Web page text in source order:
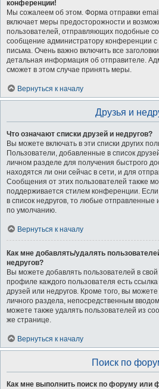
конференции!
Мы сожалеем об этом. Форма отправки
включает меры предосторожности и
пользователей, отправляющих подобные
сообщение администратору конференции с
письма. Очень важно включить все
детальная информация об отправителе.
сможет в этом случае принять меры.
Вернуться к началу
Друзья и
Что означают списки друзей и недругов?
Вы можете включать в эти списки других
Пользователи, добавленные в список
личном разделе для получения быстрого
находятся ли они сейчас в сети, и для
Сообщения от этих пользователей также
поддерживается стилем конференции.
в список недругов, то любые
по умолчанию.
Вернуться к началу
Как мне добавлять/удалять
недругов?
Вы можете добавлять пользователей в
профиле каждого пользователя есть
друзей или недругов. Кроме того, вы
личного раздела, непосредственным
можете также удалять пользователей из
же странице.
Вернуться к началу
Поиск по
Как мне выполнить поиск по форуму или